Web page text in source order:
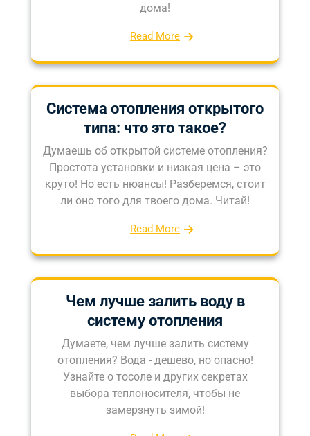
дома!
Read More
Система отопления открытого
типа: что это такое?
Думаешь об открытой системе отопления?
Простота установки и низкая цена – это
круто! Но есть нюансы! Разберемся, стоит
ли оно того для твоего дома. Читай!
Read More
Чем лучше залить воду в
систему отопления
Думаете, чем лучше залить систему
отопления? Вода - дешево, но опасно!
Узнайте о тосоле и других секретах
выбора теплоносителя, чтобы не
замерзнуть зимой!